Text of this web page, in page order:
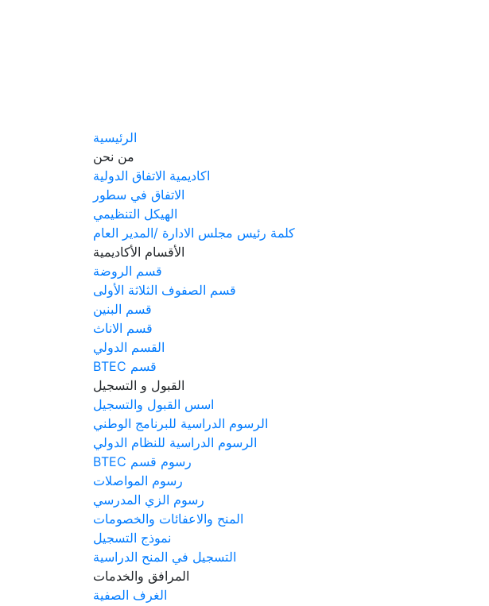
الرئيسية
من نحن
اكاديمية الاتفاق الدولية
الاتفاق في سطور
الهيكل التنظيمي
كلمة رئيس مجلس الادارة /المدير العام
الأقسام الأكاديمية
قسم الروضة
قسم الصفوف الثلاثة الأولى
قسم البنين
قسم الاناث
القسم الدولي
قسم BTEC
القبول و التسجيل
اسس القبول والتسجيل
الرسوم الدراسية للبرنامج الوطني
الرسوم الدراسية للنظام الدولي
رسوم قسم BTEC
رسوم المواصلات
رسوم الزي المدرسي
المنح والاعفائات والخصومات
نموذج التسجيل
التسجيل في المنح الدراسية
المرافق والخدمات
الغرف الصفية